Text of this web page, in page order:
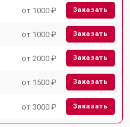
от 1000 ₽ Заказать
от 1000 ₽ Заказать
от 2000 ₽ Заказать
от 1500 ₽ Заказать
от 3000 ₽ Заказать